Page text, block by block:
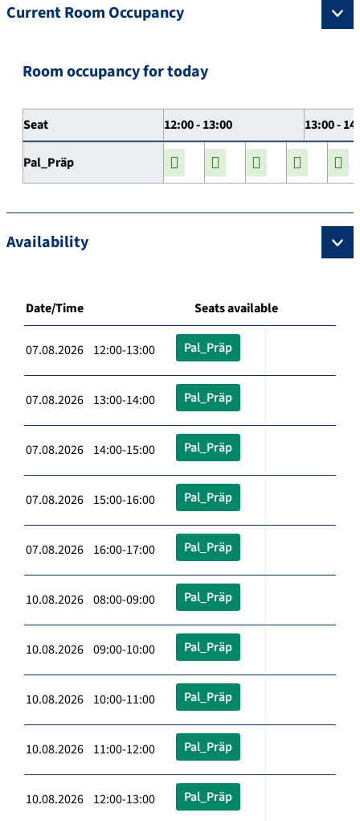
Current Room Occupancy
Room occupancy for today
Seat 12:00 - 13:00 13:00 -
Pal_Präp
Availability
Date/Time Seats available
07.08.2026 12:00-13:00 Pal_Präp
07.08.2026 13:00-14:00 Pal_Präp
07.08.2026 14:00-15:00 Pal_Präp
07.08.2026 15:00-16:00 Pal_Präp
07.08.2026 16:00-17:00 Pal_Präp
10.08.2026 08:00-09:00 Pal_Präp
10.08.2026 09:00-10:00 Pal_Präp
10.08.2026 10:00-11:00 Pal_Präp
10.08.2026 11:00-12:00 Pal_Präp
10.08.2026 12:00-13:00 Pal_Präp